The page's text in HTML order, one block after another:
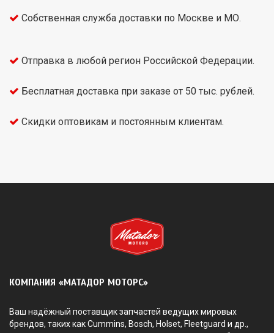
Собственная служба доставки по Москве и МО.
Отправка в любой регион Российской Федерации.
Бесплатная доставка при заказе от 50 тыс. рублей.
Скидки оптовикам и постоянным клиентам.
КОМПАНИЯ «МАТАДОР МОТОРС»
Ваш надёжный поставщик запчастей ведущих мировых
брендов, таких как Cummins, Bosch, Holset, Fleetguard и др.,